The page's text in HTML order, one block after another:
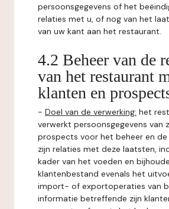
persoonsgegevens of het
relaties met u, of nog van het
van uw kant aan het restaurant.
4.2 Beheer van de
van het restaurant
klanten en
- Doel van de verwerking: het
verwerkt persoonsgegevens van
prospects voor het beheer en de
zijn relaties met deze laatsten,
kader van het voeden en
klantenbestand evenals het
import- of exportoperaties van
informatie betreffende zijn